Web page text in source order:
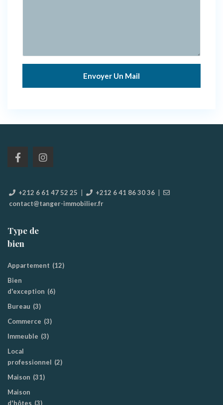
+212 6 61 47 52 25 +212 6 41 86 30 36
contact@tanger-immobilier.fr
Type de
bien
Appartement (12)
Bien
d'exception (6)
Bureau (3)
Commerce (3)
Immeuble (3)
Local
professionnel (2)
Maison (31)
Maison
d'hôtes (3)